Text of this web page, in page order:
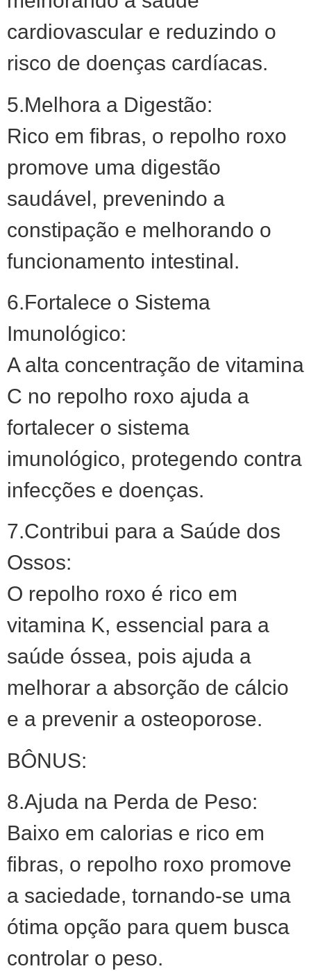
cardiovascular e reduzindo o
risco de doenças cardíacas.
5.Melhora a Digestão:
Rico em fibras, o repolho roxo
promove uma digestão
saudável, prevenindo a
constipação e melhorando o
funcionamento intestinal.
6.Fortalece o Sistema
Imunológico:
A alta concentração de vitamina
C no repolho roxo ajuda a
fortalecer o sistema
imunológico, protegendo contra
infecções e doenças.
7.Contribui para a Saúde dos
Ossos:
O repolho roxo é rico em
vitamina K, essencial para a
saúde óssea, pois ajuda a
melhorar a absorção de cálcio
e a prevenir a osteoporose.
BÔNUS:
8.Ajuda na Perda de Peso:
Baixo em calorias e rico em
fibras, o repolho roxo promove
a saciedade, tornando-se uma
ótima opção para quem busca
controlar o peso.